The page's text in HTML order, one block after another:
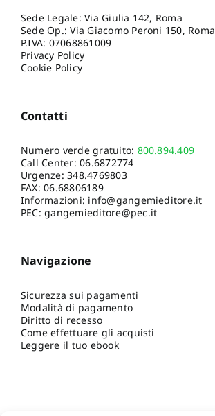
Sede Legale: Via Giulia 142, Roma
Sede Op.: Via Giacomo Peroni 150, Roma
P.IVA: 07068861009
Privacy Policy
Cookie Policy
Contatti
Numero verde gratuito: 800.894.409
Call Center:06.6872774
Urgenze:348.4769803
FAX: 06.68806189
Informazioni: info@gangemieditore.it
PEC: gangemieditore@pec.it
Navigazione
Sicurezza sui pagamenti
Modalità di pagamento
Diritto di recesso
Come effettuare gli acquisti
Leggere il tuo ebook